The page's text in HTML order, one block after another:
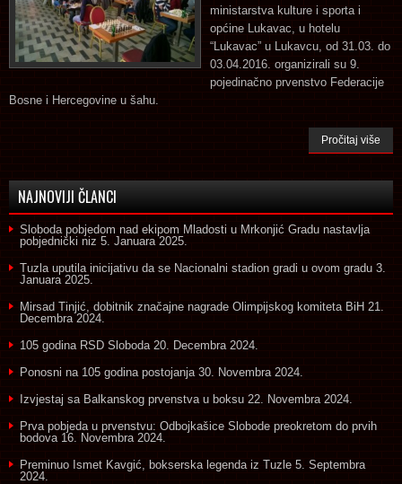
ministarstva kulture i sporta i
općine Lukavac, u hotelu
“Lukavac” u Lukavcu, od 31.03. do
03.04.2016. organizirali su 9.
pojedinačno prvenstvo Federacije
Bosne i Hercegovine u šahu.
Pročitaj više
NAJNOVIJI ČLANCI
Sloboda pobjedom nad ekipom Mladosti u Mrkonjić Gradu nastavlja
pobjednički niz 5. Januara 2025.
Tuzla uputila inicijativu da se Nacionalni stadion gradi u ovom gradu 3.
Januara 2025.
Mirsad Tinjić, dobitnik značajne nagrade Olimpijskog komiteta BiH 21.
Decembra 2024.
105 godina RSD Sloboda 20. Decembra 2024.
Ponosni na 105 godina postojanja 30. Novembra 2024.
Izvjestaj sa Balkanskog prvenstva u boksu 22. Novembra 2024.
Prva pobjeda u prvenstvu: Odbojkašice Slobode preokretom do prvih
bodova 16. Novembra 2024.
Preminuo Ismet Kavgić, bokserska legenda iz Tuzle 5. Septembra
2024.